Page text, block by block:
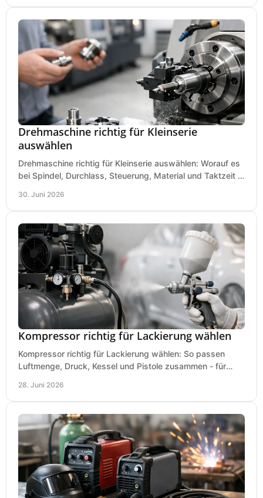
Drehmaschine richtig für Kleinserie
auswählen
Drehmaschine richtig für Kleinserie auswählen: Worauf es
bei Spindel, Durchlass, Steuerung, Material und Taktzeit in
30. Juni 2026
Kompressor richtig für Lackierung wählen
Kompressor richtig für Lackierung wählen: So passen
Luftmenge, Druck, Kessel und Pistole zusammen - für
28. Juni 2026